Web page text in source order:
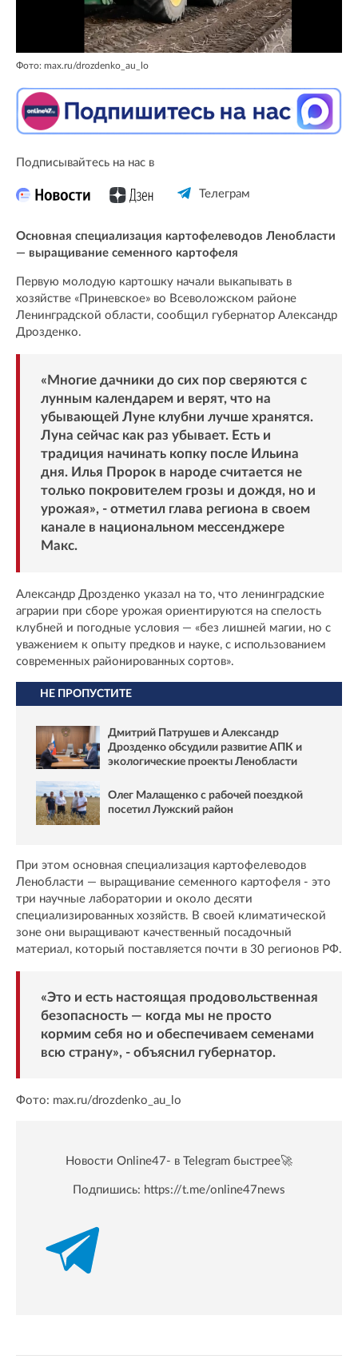
Фото: max.ru/drozdenko_au_lo
Подписывайтесь на нас в
Телеграм
Основная специализация картофелеводов Ленобласти
— выращивание семенного картофеля
Первую молодую картошку начали выкапывать в
хозяйстве «Приневское» во Всеволожском районе
Ленинградской области, сообщил губернатор Александр
Дрозденко.
«Многие дачники до сих пор сверяются с
лунным календарем и верят, что на
убывающей Луне клубни лучше хранятся.
Луна сейчас как раз убывает. Есть и
традиция начинать копку после Ильина
дня. Илья Пророк в народе считается не
только покровителем грозы и дождя, но и
урожая», - отметил глава региона в своем
канале в национальном мессенджере
Макс.
Александр Дрозденко указал на то, что ленинградские
аграрии при сборе урожая ориентируются на спелость
клубней и погодные условия — «без лишней магии, но с
уважением к опыту предков и науке, с использованием
современных районированных сортов».
НЕ ПРОПУСТИТЕ
Дмитрий Патрушев и Александр
Дрозденко обсудили развитие АПК и
экологические проекты Ленобласти
Олег Малащенко с рабочей поездкой
посетил Лужский район
При этом основная специализация картофелеводов
Ленобласти — выращивание семенного картофеля - это
три научные лаборатории и около десяти
специализированных хозяйств. В своей климатической
зоне они выращивают качественный посадочный
материал, который поставляется почти в 30 регионов РФ.
«Это и есть настоящая продовольственная
безопасность — когда мы не просто
кормим себя но и обеспечиваем семенами
всю страну», - объяснил губернатор.
Фото: max.ru/drozdenko_au_lo
Новости Online47- в Telegram быстрее🚀
Подпишись: https://t.me/online47news